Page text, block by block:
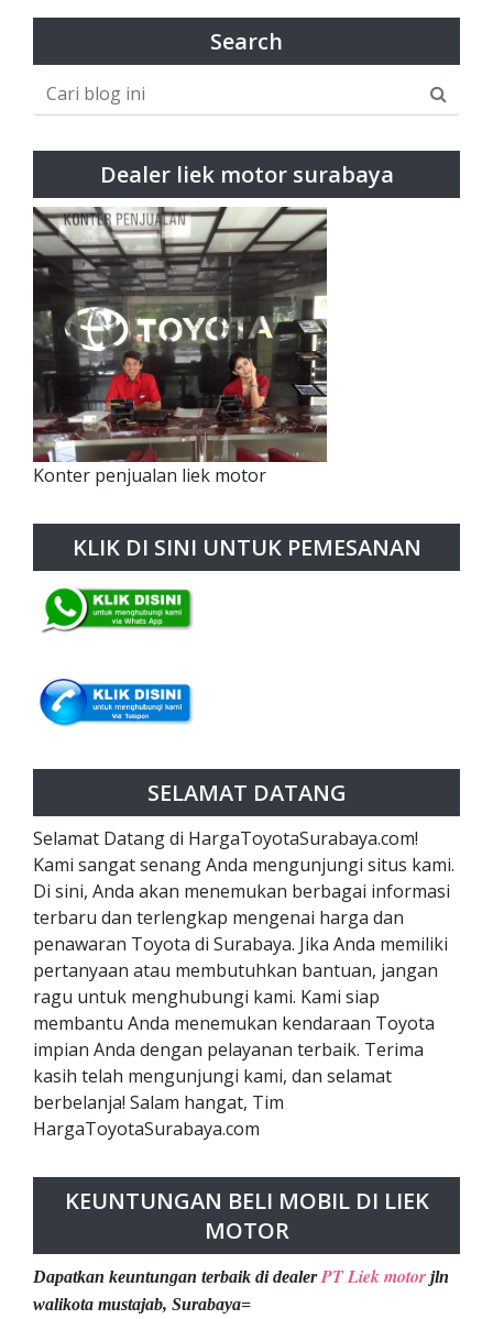
Search
Dealer liek motor surabaya
Konter penjualan liek motor
KLIK DI SINI UNTUK PEMESANAN
SELAMAT DATANG
Selamat Datang di HargaToyotaSurabaya.com!
Kami sangat senang Anda mengunjungi situs kami.
Di sini, Anda akan menemukan berbagai informasi
terbaru dan terlengkap mengenai harga dan
penawaran Toyota di Surabaya. Jika Anda memiliki
pertanyaan atau membutuhkan bantuan, jangan
ragu untuk menghubungi kami. Kami siap
membantu Anda menemukan kendaraan Toyota
impian Anda dengan pelayanan terbaik. Terima
kasih telah mengunjungi kami, dan selamat
berbelanja! Salam hangat, Tim
HargaToyotaSurabaya.com
KEUNTUNGAN BELI MOBIL DI LIEK
MOTOR
Dapatkan keuntungan terbaik di dealerPT Liek motor jln
walikota mustajab, Surabaya=